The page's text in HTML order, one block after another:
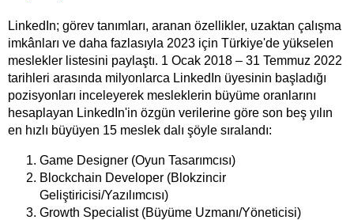
LinkedIn; görev tanımları, aranan özellikler, uzaktan çalışma
imkânları ve daha fazlasıyla 2023 için Türkiye'de yükselen
meslekler listesini paylaştı. 1 Ocak 2018 – 31 Temmuz 2022
tarihleri arasında milyonlarca LinkedIn üyesinin başladığı
pozisyonları inceleyerek mesleklerin büyüme oranlarını
hesaplayan LinkedIn'in özgün verilerine göre son beş yılın
en hızlı büyüyen 15 meslek dalı şöyle sıralandı:
Game Designer (Oyun Tasarımcısı)
Blockchain Developer (Blokzincir
Geliştiricisi/Yazılımcısı)
Growth Specialist (Büyüme Uzmanı/Yöneticisi)